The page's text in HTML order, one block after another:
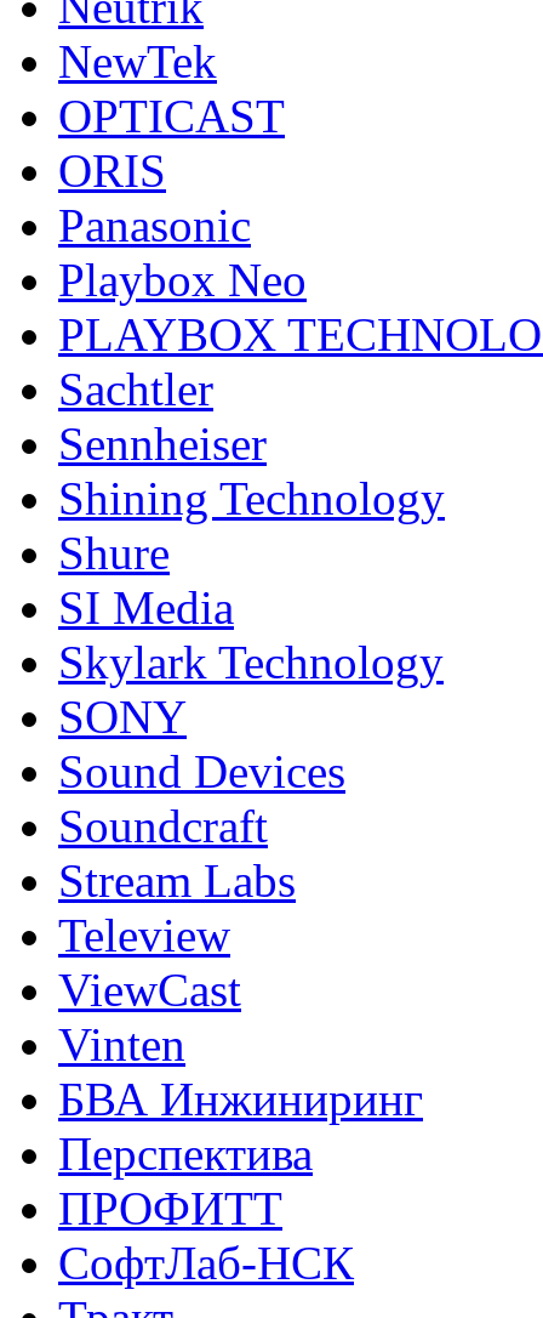
NewTek
OPTICAST
ORIS
Panasonic
Playbox Neo
PLAYBOX
Sachtler
Sennheiser
Shining Technology
Shure
SI Media
Skylark Technology
SONY
Sound Devices
Soundcraft
Stream Labs
Teleview
ViewCast
Vinten
БВА Инжиниринг
Перспектива
ПРОФИТТ
СофтЛаб-НСК